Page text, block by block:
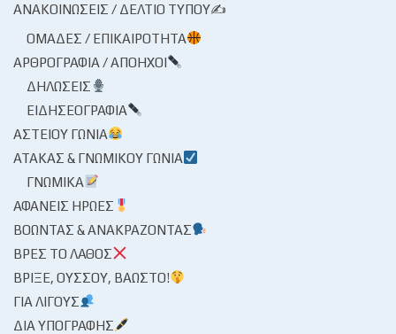
ΑΝΑΚΟΙΝΏΣΕΙΣ / ΔΕΛΤΊΟ ΤΎΠΟΥ✍
ΟΜΆΔΕΣ / ΕΠΙΚΑΙΡΌΤΗΤΑ
ΑΡΘΡΟΓΡΑΦΊΑ / ΑΠΌΗΧΟΙ
ΔΗΛΏΣΕΙΣ
ΕΙΔΗΣΕΟΓΡΑΦΊΑ
ΑΣΤΕΊΟΥ ΓΩΝΊΑ
ΑΤΆΚΑΣ & ΓΝΩΜΙΚΟΎ ΓΩΝΊΑ
ΓΝΩΜΙΚΆ
ΑΦΑΝΕΊΣ ΉΡΩΕΣ
ΒΟΏΝΤΑΣ & ΑΝΑΚΡΆΖΟΝΤΑΣ
ΒΡΕΣ ΤΟ ΛΆΘΟΣ
ΒΡΊΞΕ, ΟΎΣΣΟΥ, ΒΆΩΣΤΟ!
ΓΙΑ ΛΊΓΟΥΣ
ΔΙΑ ΥΠΟΓΡΑΦΉΣ